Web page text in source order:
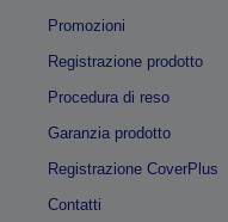
Promozioni
Registrazione prodotto
Procedura di reso
Garanzia prodotto
Registrazione CoverPlus
Contatti